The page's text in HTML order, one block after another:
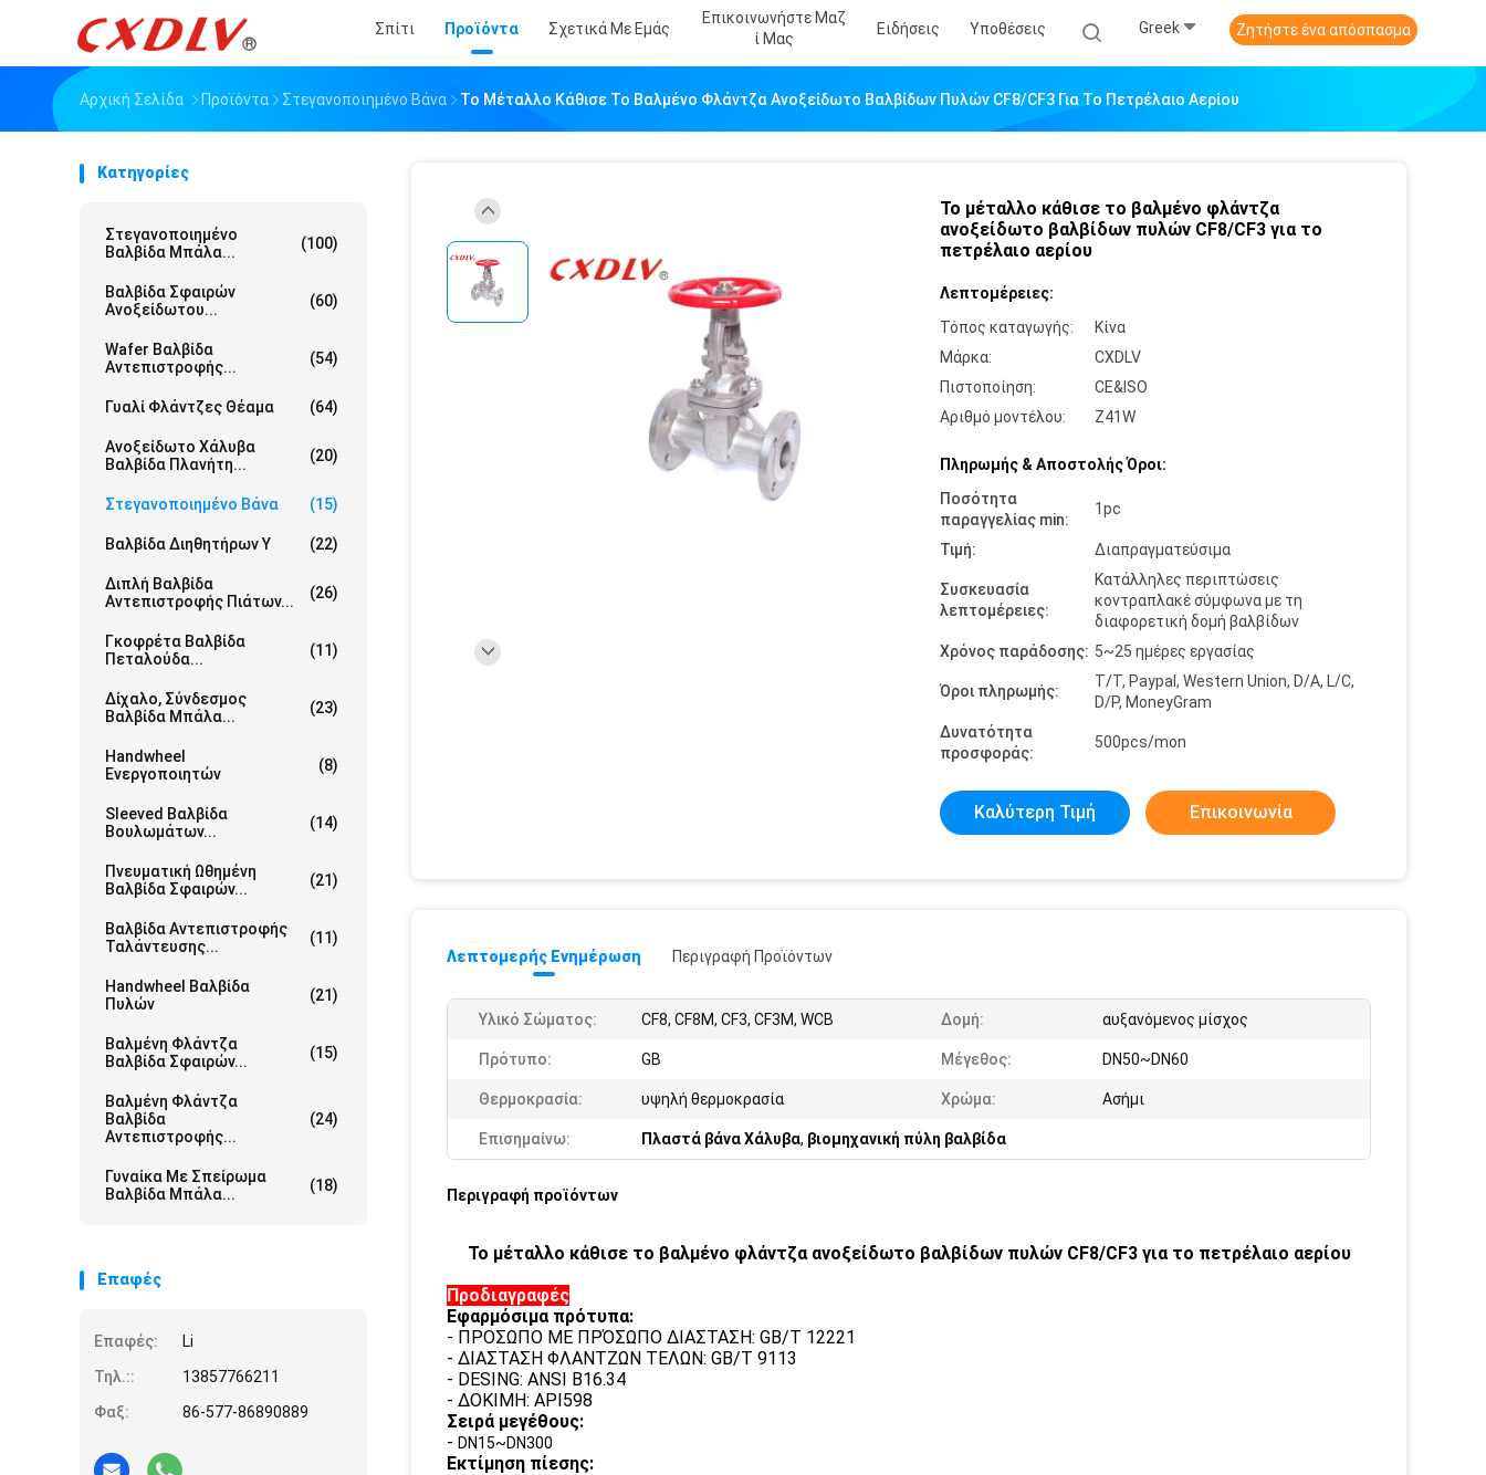
Σπίτι Προϊόντα Σχετικά Με Εμάς
Επικοινωνήστε Μαζ
Ί Μας
Ειδήσεις Υποθέσεις Greek Ζητήστε ένα απόσπασμα
Αρχική Σελίδα Προϊόντα Στεγανοποιημένο Βάνα Το Μέταλλο Κάθισε Το Βαλμένο Φλάντζα Ανοξείδωτο Βαλβίδων Πυλών CF8/CF3 Για Το Πετρέλαιο Αερίου
Κατηγορίες
Στεγανοποιημένο
Βαλβίδα Μπάλα...
(100)
Βαλβίδα Σφαιρών
Ανοξείδωτου...
(60)
Wafer Βαλβίδα
Αντεπιστροφής...
(54)
Γυαλί Φλάντζες Θέαμα (64)
Ανοξείδωτο Χάλυβα
Βαλβίδα Πλανήτη...
(20)
Στεγανοποιημένο Βάνα (15)
Βαλβίδα Διηθητήρων Υ (22)
Διπλή Βαλβίδα
Αντεπιστροφής Πιάτων...
(26)
Γκοφρέτα Βαλβίδα
Πεταλούδα...
(11)
Δίχαλο, Σύνδεσμος
Βαλβίδα Μπάλα...
(23)
Handwheel
Ενεργοποιητών
(8)
Sleeved Βαλβίδα
Βουλωμάτων...
(14)
Πνευματική Ωθημένη
Βαλβίδα Σφαιρών...
(21)
Βαλβίδα Αντεπιστροφής
Ταλάντευσης...
(11)
Handwheel Βαλβίδα
Πυλών
(21)
Βαλμένη Φλάντζα
Βαλβίδα Σφαιρών...
(15)
Βαλμένη Φλάντζα
Βαλβίδα
Αντεπιστροφής...
(24)
Γυναίκα Με Σπείρωμα
Βαλβίδα Μπάλα...
(18)
Επαφές
Επαφές:
Li
Τηλ.::
13857766211
Φαξ:
86-577-86890889
Το μέταλλο κάθισε το βαλμένο φλάντζα
ανοξείδωτο βαλβίδων πυλών CF8/CF3 για το
πετρέλαιο αερίου
Λεπτομέρειες:
Τόπος καταγωγής:
Κίνα
Μάρκα:
CXDLV
Πιστοποίηση:
CE&ISO
Αριθμό μοντέλου:
Z41W
Πληρωμής & Αποστολής Όροι:
Ποσότητα
παραγγελίας min:
1pc
Τιμή: Διαπραγματεύσιμα
Συσκευασία
λεπτομέρειες:
Κατάλληλες περιπτώσεις
κοντραπλακέ σύμφωνα με τη
διαφορετική δομή βαλβίδων
Χρόνος παράδοσης: 5~25 ημέρες εργασίας
Όροι πληρωμής:
T/T, Paypal, Western Union, D/A, L/C,
D/P, MoneyGram
Δυνατότητα
προσφοράς:
500pcs/mon
Καλύτερη Τιμή Επικοινωνία
Λεπτομερής Ενημέρωση Περιγραφή Προϊόντων
Υλικό Σώματος: CF8, CF8M, CF3, CF3M, WCB Δομή: αυξανόμενος μίσχος
Πρότυπο: GB Μέγεθος: DN50~DN60
Θερμοκρασία: υψηλή θερμοκρασία Χρώμα: Ασήμι
Επισημαίνω: Πλαστά βάνα Χάλυβα, βιομηχανική πύλη βαλβίδα
Περιγραφή προϊόντων
Το μέταλλο κάθισε το βαλμένο φλάντζα ανοξείδωτο βαλβίδων πυλών CF8/CF3 για το πετρέλαιο αερίου
Προδιαγραφές
Εφαρμόσιμα πρότυπα:
- ΠΡΟΣΩΠΟ ΜΕ ΠΡΌΣΩΠΟ ΔΙΑΣΤΑΣΗ: GB/T 12221
- ΔΙΑΣΤΑΣΗ ΦΛΑΝΤΖΩΝ ΤΕΛΩΝ: GB/T 9113
- DESING: ANSI B16.34
- ΔΟΚΙΜΗ: API598
Σειρά μεγέθους:
- DN15~DN300
Εκτίμηση πίεσης: